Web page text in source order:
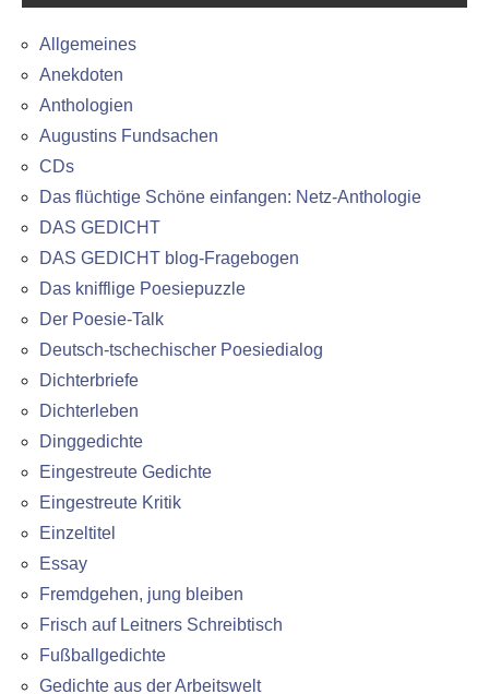
Allgemeines
Anekdoten
Anthologien
Augustins Fundsachen
CDs
Das flüchtige Schöne einfangen: Netz-Anthologie
DAS GEDICHT
DAS GEDICHT blog-Fragebogen
Das knifflige Poesiepuzzle
Der Poesie-Talk
Deutsch-tschechischer Poesiedialog
Dichterbriefe
Dichterleben
Dinggedichte
Eingestreute Gedichte
Eingestreute Kritik
Einzeltitel
Essay
Fremdgehen, jung bleiben
Frisch auf Leitners Schreibtisch
Fußballgedichte
Gedichte aus der Arbeitswelt